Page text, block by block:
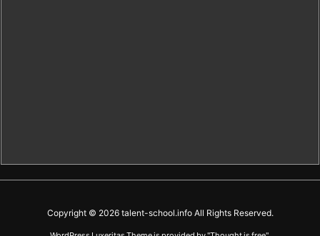
Copyright © 2026 talent-school.infoAll Rights Reserved.